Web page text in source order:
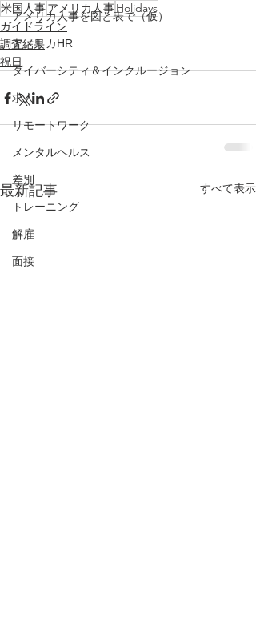
アメリカ人事を図と表で（仮）
アメリカHR
ダイバーシティ＆インクルージョン
求人
リモートワーク
メンタルヘルス
差別
トレーニング
解雇
面接
米国人事アメリカ人事Holidays
ガイドライン
調査結果
祝日
最新記事 すべて表示